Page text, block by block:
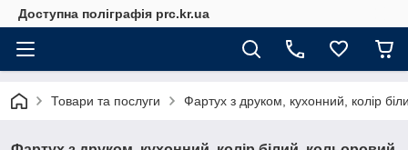
Доступна поліграфія prc.kr.ua
Товари та послуги Фартух з друком, кухонний, колір